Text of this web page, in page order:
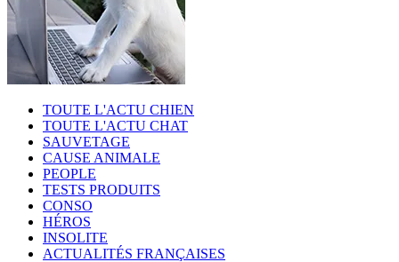
TOUTE L'ACTU CHIEN
TOUTE L'ACTU CHAT
SAUVETAGE
CAUSE ANIMALE
PEOPLE
TESTS PRODUITS
CONSO
HÉROS
INSOLITE
ACTUALITÉS FRANÇAISES